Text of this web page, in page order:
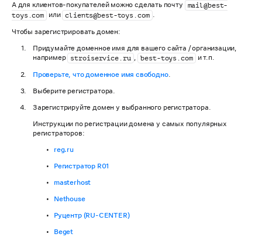
А для клиентов-покупателей можно сделать почту
mail@best-
toys.com
или clients@best-toys.com .
Чтобы зарегистрировать домен:
Придумайте доменное имя для вашего сайта / организации,
например stroiservice.ru , best-toys.com и т.п.
Проверьте, что доменное имя свободно.
Выберите регистратора.
Зарегистрируйте домен у выбранного регистратора.
Инструкции по регистрации домена у самых популярных
регистраторов:
reg.ru
Регистратор R01
masterhost
Nethouse
Руцентр (RU-CENTER)
Beget